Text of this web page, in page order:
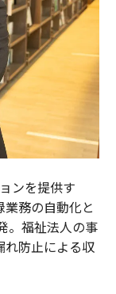
ンを提供す
務の自動化と
。福祉法人の事
れ防止による収